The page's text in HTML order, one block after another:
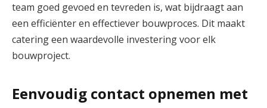
team goed gevoed en tevreden is, wat bijdraagt aan
een efficiënter en effectiever bouwproces. Dit maakt
catering een waardevolle investering voor elk
bouwproject.
Eenvoudig contact opnemen met